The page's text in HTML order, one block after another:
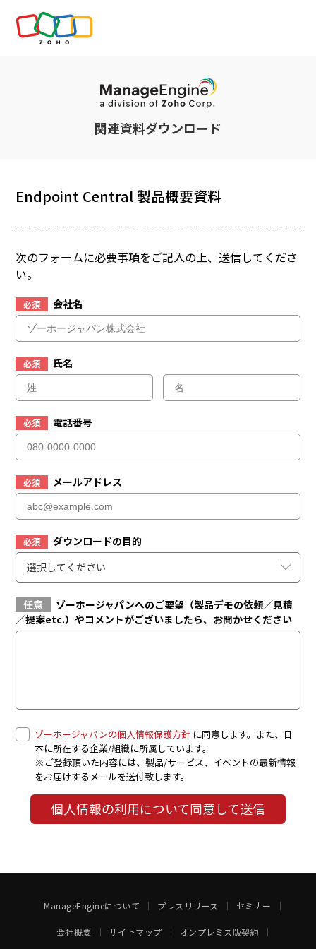
関連資料ダウンロード
Endpoint Central 製品概要資料
次のフォームに必要事項をご記入の上、送信してくださ
い。
必須 会社名
必須 氏名
必須 電話番号
必須 メールアドレス
必須
ダウンロードの目的
選択してください
任意
ゾーホージャパンへのご要望（製品デモの依頼／見積
／提案etc.）やコメントがございましたら、お聞かせください
ゾーホージャパンの個人情報保護方針 に同意します。また、日
本に所在する企業/組織に所属しています。
※ご登録頂いた内容には、製品/サービス、イベントの最新情報
をお届けするメールを送付致します。
個人情報の利用について同意して送信
ManageEngineについて プレスリリース セミナー
会社概要 サイトマップ オンプレミス版契約